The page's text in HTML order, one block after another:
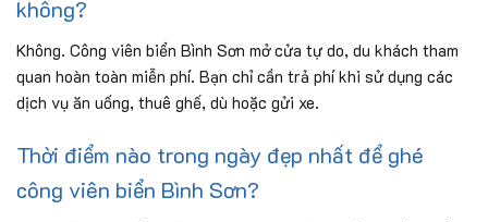
không?
Không. Công viên biển Bình Sơn mở cửa tự do, du khách tham
quan hoàn toàn miễn phí. Bạn chỉ cần trả phí khi sử dụng các
dịch vụ ăn uống, thuê ghế, dù hoặc gửi xe.
Thời điểm nào trong ngày đẹp nhất để ghé
công viên biển Bình Sơn?